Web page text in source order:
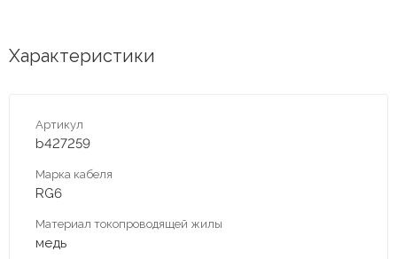
Характеристики
Артикул
b427259
Марка кабеля
RG6
Материал токопроводящей жилы
медь